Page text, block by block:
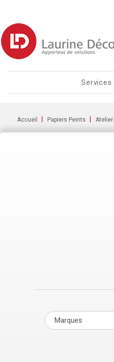
Services
Accueil Papiers Peints Atelier